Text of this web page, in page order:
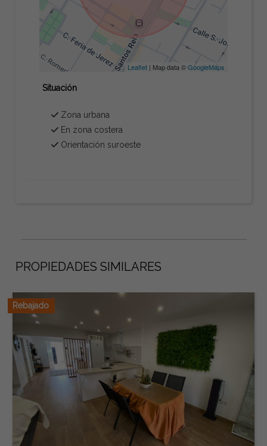
Leaflet| Map data ©GoogleMaps
Situación
Zona urbana
En zona costera
Orientación suroeste
PROPIEDADES SIMILARES
Rebajado